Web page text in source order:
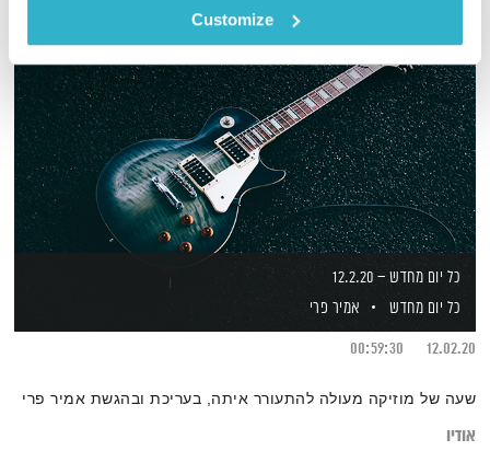
Customize
כל יום מחדש – 12.2.20
כל יום מחדש
אמיר פרי
12.02.20
00:59:30
שעה של מוזיקה מעולה להתעורר איתה, בעריכת ובהגשת אמיר פרי
אודיו